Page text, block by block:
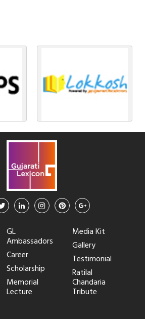
GL
Ambassadors
Career
Scholarship
Memorial
Lecture
Media Kit
Gallery
Testimonial
Ratilal
Chandaria
Tribute